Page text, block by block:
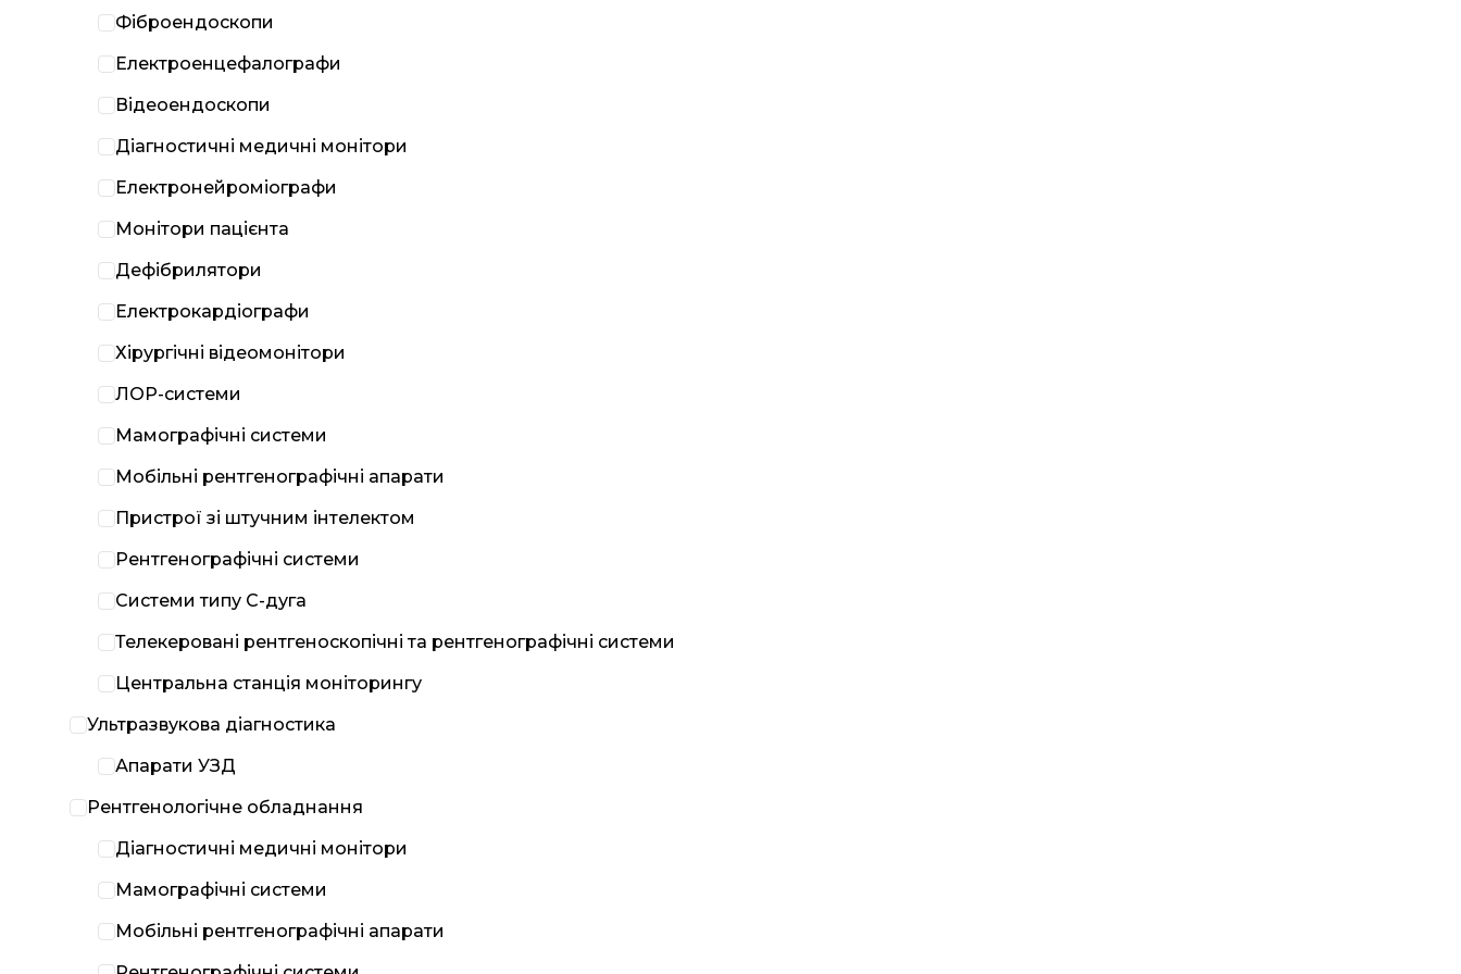
Фіброендоскопи
Електроенцефалографи
Відеоендоскопи
Діагностичні медичні монітори
Електронейроміографи
Монітори пацієнта
Дефібрилятори
Електрокардіографи
Хірургічні відеомонітори
ЛОР-системи
Мамографічні системи
Мобільні рентгенографічні апарати
Пристрої зі штучним інтелектом
Рентгенографічні системи
Системи типу С-дуга
Телекеровані рентгеноскопічні та рентгенографічні системи
Центральна станція моніторингу
Ультразвукова діагностика
Апарати УЗД
Рентгенологічне обладнання
Діагностичні медичні монітори
Мамографічні системи
Мобільні рентгенографічні апарати